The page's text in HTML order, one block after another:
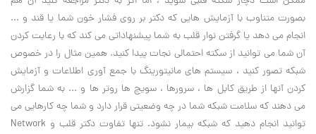
بصورت متناوب با آزمایش هایی که دکتر بر روی فشار خون شما یا قند و ...
انجام می دهد یا گرفتن نوار قلب به شما پیشنهاداتی می کند که با رعایت کردن
آن شما می توانید از سکته احتمالی نجات پیدا کنید. همین مثال را در خصوص
شبکه تصور کنید ، سیستم های مانیتورینگ با جمع آوری اطلاعات و آزمایش
کردن آنها از طریق کابل ها ، سرورها ، سویچ ها روتر ها و ... به شما گزارش
می دهند که سلامت شبکه شما در چه وضعیتی قرار دارد و شما چه کارهایی می
توانید انجام دهید که شبکه بیمار نشود. تنها تفاوت دکتر قلب و Network